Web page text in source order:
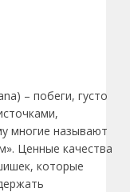
– побеги, густо
многие называют
Ценные качества
которые